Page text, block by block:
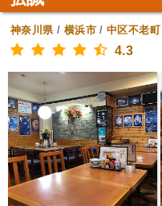
神奈川県/ 横浜市/中区不老町
4.3